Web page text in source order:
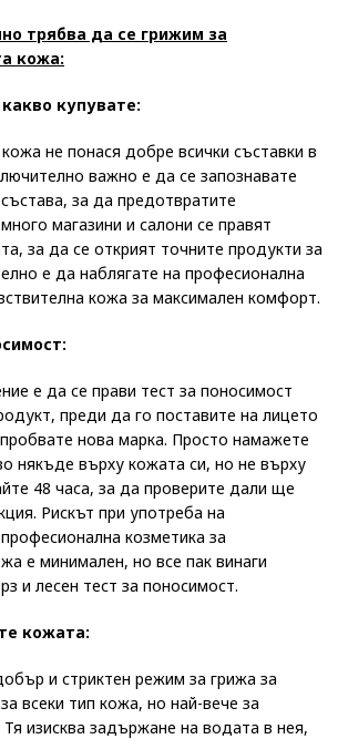
трябва да се грижим за
кожа:
купувате:
не понася добре всички съставки в
важно е да се запознавате
за да предотвратите
магазини и салони се правят
за да се открият точните продукти за
е да наблягате на професионална
кожа за максимален комфорт.
е да се прави тест за поносимост
преди да го поставите на лицето
нова марка. Просто намажете
някъде върху кожата си, но не върху
48 часа, за да проверите дали ще
Рискът при употреба на
козметика за
е минимален, но все пак винаги
и лесен тест за поносимост.
кожата:
и стриктен режим за грижа за
всеки тип кожа, но най-вече за
Тя изисква задържане на водата в нея,